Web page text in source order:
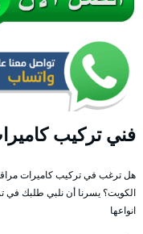
فني تركيب
هل ترغب في تركيب كاميرات
الكويت؟ يسرنا أن نلبي طلبك في
انواعها